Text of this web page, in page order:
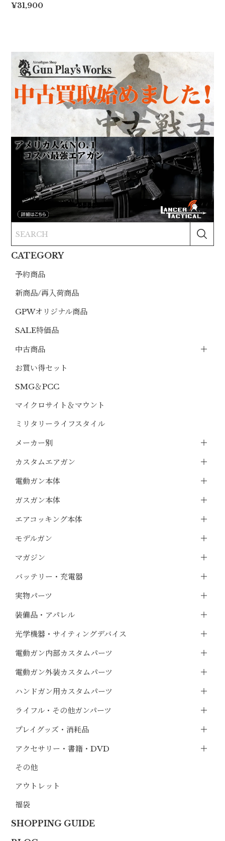
CATEGORY
予約商品
新商品/再入荷商品
GPWオリジナル商品
SALE特価品
中古商品
お買い得セット
SMG＆PCC
マイクロサイト＆マウント
ミリタリーライフスタイル
メーカー別
カスタムエアガン
電動ガン本体
ガスガン本体
エアコッキング本体
モデルガン
マガジン
バッテリー・充電器
実物パーツ
装備品・アパレル
光学機器・サイティングデバイス
電動ガン内部カスタムパーツ
電動ガン外装カスタムパーツ
ハンドガン用カスタムパーツ
ライフル・その他ガンパーツ
プレイグッズ・消耗品
アクセサリー・書籍・DVD
その他
アウトレット
福袋
SHOPPING GUIDE
¥31,900